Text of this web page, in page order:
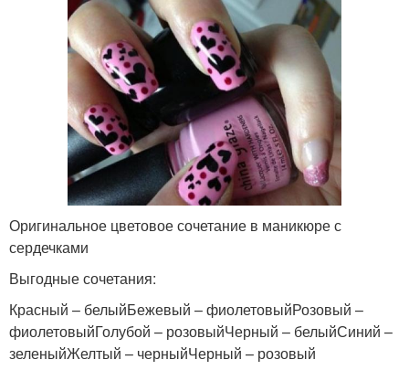
Оригинальное цветовое сочетание в маникюре с
сердечками
Выгодные сочетания:
Красный – белыйБежевый – фиолетовыйРозовый –
фиолетовыйГолубой – розовыйЧерный – белыйСиний –
зеленыйЖелтый – черныйЧерный – розовый